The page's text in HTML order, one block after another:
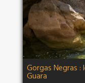
Gorgas Negras :
Guara